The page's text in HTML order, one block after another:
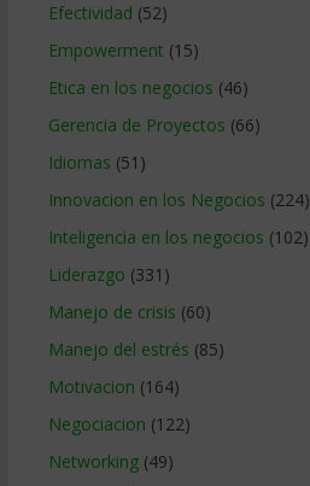
Efectividad (52)
Empowerment (15)
Etica en los negocios (46)
Gerencia de Proyectos (66)
Idiomas (51)
Innovacion en los Negocios (224)
Inteligencia en los negocios (102)
Liderazgo (331)
Manejo de crisis (60)
Manejo del estrés (85)
Motivacion (164)
Negociacion (122)
Networking(49)